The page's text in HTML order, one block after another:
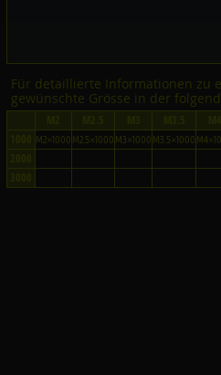
Für detaillierte Informationen zu
gewünschte Grösse in der
M2×1000 M2.5×1000 M3×1000 M3.5×1000